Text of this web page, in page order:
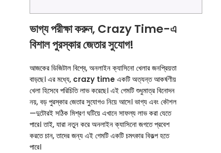
ভাগ্য পরীক্ষা করুন, Crazy Time-এ
বিশাল পুরস্কার জেতার সুযোগ!
আজকের ডিজিটাল বিশ্বে, অনলাইন ক্যাসিনো খেলার জনপ্রিয়তা
বাড়ছে। এর মধ্যে, crazy time একটি অত্যন্ত আকর্ষণীয়
খেলা হিসেবে পরিচিতি লাভ করেছে। এই গেমটি শুধুমাত্র বিনোদন
নয়, বড় পুরস্কার জেতার সুযোগও নিয়ে আসে। ভাগ্য এবং কৌশল
—দুটোরই সঠিক মিশ্রণ ঘটিয়ে এখানে সাফল্য লাভ করা যেতে
পারে। তাই, যারা নতুন করে অনলাইন ক্যাসিনো জগতে প্রবেশ
করতে চান, তাদের জন্য এই গেমটি একটি চমৎকার বিকল্প হতে
পারে।